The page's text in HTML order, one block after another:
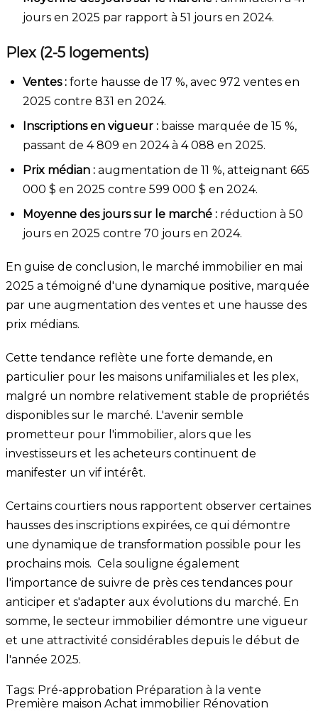
jours en 2025 par rapport à 51 jours en 2024.
Plex (2-5 logements)
Ventes : forte hausse de 17 %, avec 972 ventes en
2025 contre 831 en 2024.
Inscriptions en vigueur : baisse marquée de 15 %,
passant de 4 809 en 2024 à 4 088 en 2025.
Prix médian : augmentation de 11 %, atteignant 665
000 $ en 2025 contre 599 000 $ en 2024.
Moyenne des jours sur le marché : réduction à 50
jours en 2025 contre 70 jours en 2024.
En guise de conclusion, le marché immobilier en mai
2025 a témoigné d'une dynamique positive, marquée
par une augmentation des ventes et une hausse des
prix médians.
Cette tendance reflète une forte demande, en
particulier pour les maisons unifamiliales et les plex,
malgré un nombre relativement stable de propriétés
disponibles sur le marché. L'avenir semble
prometteur pour l'immobilier, alors que les
investisseurs et les acheteurs continuent de
manifester un vif intérêt.
Certains courtiers nous rapportent observer certaines
hausses des inscriptions expirées, ce qui démontre
une dynamique de transformation possible pour les
prochains mois. Cela souligne également
l'importance de suivre de près ces tendances pour
anticiper et s'adapter aux évolutions du marché. En
somme, le secteur immobilier démontre une vigueur
et une attractivité considérables depuis le début de
l'année 2025.
Tags: Pré-approbation Préparation à la vente
Première maison Achat immobilier Rénovation